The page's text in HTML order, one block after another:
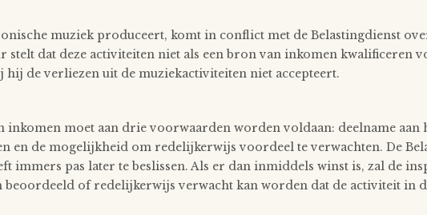
muziek produceert, komt in conflict met de Belastingdienst
stelt dat deze activiteiten niet als een bron van inkomen kwalificeren
hij de verliezen uit de muziekactiviteiten niet accepteert.
inkomen moet aan drie voorwaarden worden voldaan: deelname aan
en de mogelijkheid om redelijkerwijs voordeel te verwachten. De
immers pas later te beslissen. Als er dan inmiddels winst is, zal de
beoordeeld of redelijkerwijs verwacht kan worden dat de activiteit in